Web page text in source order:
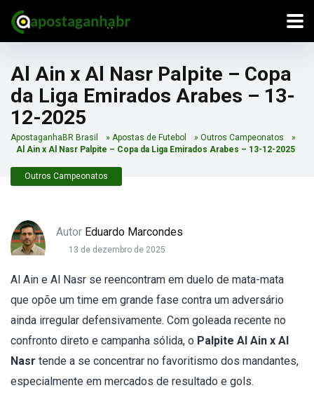
Al Ain x Al Nasr Palpite – Copa
da Liga Emirados Arabes – 13-
12-2025
ApostaganhaBR Brasil » Apostas de Futebol » Outros Campeonatos
»
Al Ain x Al Nasr Palpite – Copa da Liga Emirados Arabes – 13-12-2025
Outros Campeonatos
Autor Eduardo Marcondes
13 de dezembro de 2025
Al Ain e Al Nasr se reencontram em duelo de mata-mata
que opõe um time em grande fase contra um adversário
ainda irregular defensivamente. Com goleada recente no
confronto direto e campanha sólida, o Palpite Al Ain x Al
Nasr tende a se concentrar no favoritismo dos mandantes,
especialmente em mercados de resultado e gols.